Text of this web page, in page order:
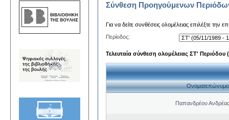
Σύνθεση Προηγούμενων
Για να δείτε συνθέσεις ολομέλειας επιλέξτε την
Περίοδος:
Τελευταία σύνθεση ολομέλειας ΣΤ' Περιόδου
Ονοματεπώνυμο
Παπανδρέου